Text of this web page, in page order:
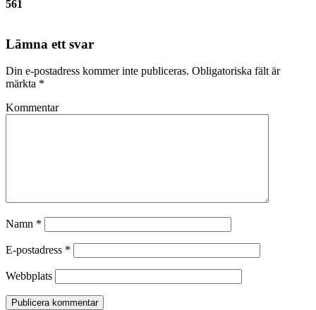
561
Lämna ett svar
Din e-postadress kommer inte publiceras. Obligatoriska fält är
märkta *
Kommentar
Namn *
E-postadress *
Webbplats